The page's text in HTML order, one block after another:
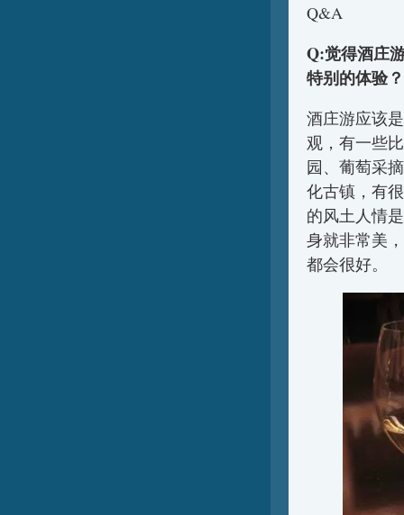
Q&A
Q:觉得酒庄
特别的体验？
酒庄游应该
观，有一些
园、葡萄采
化古镇，有
的风土人情
身就非常美
都会很好。